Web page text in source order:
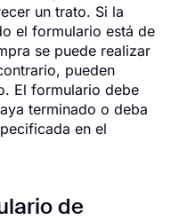
un trato. Si la
el formulario está de
se puede realizar
pueden
El formulario debe
terminado o deba
en el
de